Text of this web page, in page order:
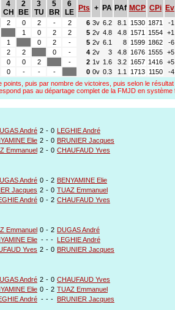
4
CH
2
BE
3
TU
5
BR
6
LE
Pts + PA PAf MCP CPi Ev
2 0 2 - 2 6 3v 6.2 8.1 1530 1871 -1
1 0 2 2 5 2v 4.8 4.8 1571 1554 +1
1 0 2 - 5 2v 6.1 8 1599 1862 -6
2 2 0 - 4 2v 3 4.8 1676 1555 +5
0 0 2 - 2 1v 1.6 3.2 1657 1416 +5
0 - - - 0 0v 0.3 1.1 1713 1150 -4
puis par nombre de victoires, puis selon le résultat
pas au départage complet de la FMJD en système
André 2 - 0 LEGHIE André
Elie 2 - 0 BRUNIER Jacques
Emmanuel 2 - 0 CHAUFAUD Yves
André 0 - 2 BENYAMINE Elie
Jacques 2 - 0 TUAZ Emmanuel
André 0 - 2 CHAUFAUD Yves
Emmanuel 0 - 2 DUGAS André
Elie - - - LEGHIE André
Yves 2 - 0 BRUNIER Jacques
André 2 - 0 CHAUFAUD Yves
Elie 0 - 2 TUAZ Emmanuel
André - - - BRUNIER Jacques